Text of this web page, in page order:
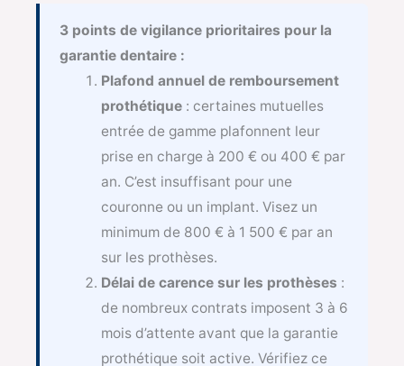
3 points de vigilance prioritaires pour la
garantie dentaire :
Plafond annuel de remboursement
prothétique : certaines mutuelles
entrée de gamme plafonnent leur
prise en charge à 200 € ou 400 € par
an. C’est insuffisant pour une
couronne ou un implant. Visez un
minimum de 800 € à 1 500 € par an
sur les prothèses.
Délai de carence sur les prothèses :
de nombreux contrats imposent 3 à 6
mois d’attente avant que la garantie
prothétique soit active. Vérifiez ce